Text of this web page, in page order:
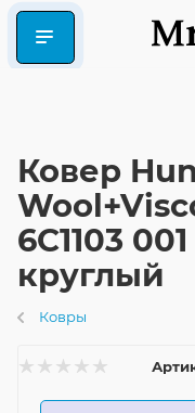
Ковер
6C1103
круглый
Ковры